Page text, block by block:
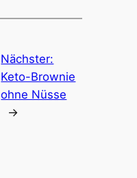
Nächster:
Keto-Brownie
ohne Nüsse
→